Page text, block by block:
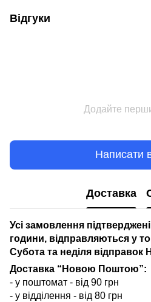
Відгуки
Додайте
Написати
Доставка
Усі замовлення
години, відправляються у
Субота та неділя
Доставка “Новою Поштою”:
- у поштомат - від 90 грн
- у відділення - від 80 грн